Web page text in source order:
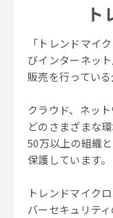
ト
「トレンドマイ
びインターネッ
販売を行っている
クラウド、ネッ
どのさまざまな
50万以上の組織
保護しています。
トレンドマイク
バーセキュリテ